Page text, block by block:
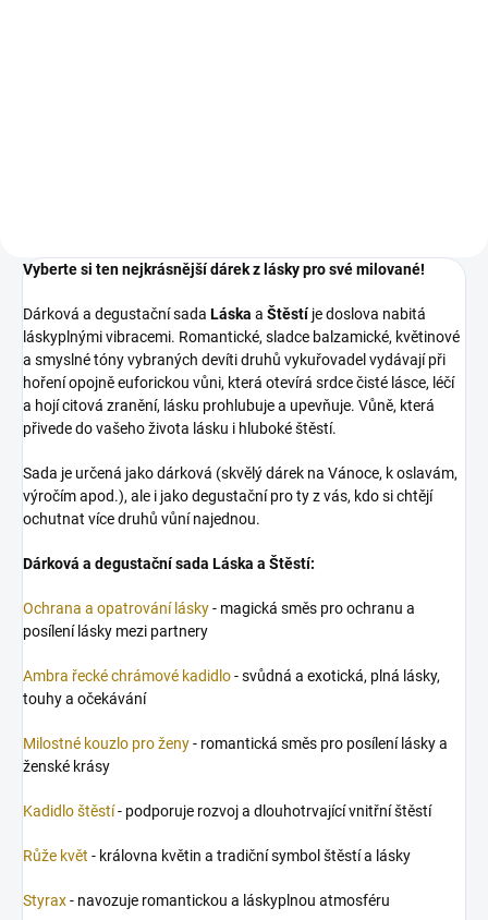
Vyberte si ten nejkrásnější dárek z lásky pro své milované!
Dárková a degustační sada Láska a Štěstíje doslova nabitá
láskyplnými vibracemi. Romantické, sladce balzamické, květinové
a smyslné tóny vybraných devíti druhů vykuřovadel vydávají při
hoření opojně euforickou vůni, která otevírá srdce čisté lásce, léčí
a hojí citová zranění, lásku prohlubuje a upevňuje. Vůně, která
přivede do vašeho života lásku i hluboké štěstí.
Sada je určená jako dárková (skvělý dárek na Vánoce, k oslavám,
výročím apod.), ale i jako degustační pro ty z vás, kdo si chtějí
ochutnat více druhů vůní najednou.
Dárková a degustační sada Láska a Štěstí:
Ochrana a opatrování lásky- magická směs pro ochranu a
posílení lásky mezi partnery
Ambra řecké chrámové kadidlo- svůdná a exotická, plná lásky,
touhy a očekávání
Milostné kouzlo pro ženy- romantická směs pro posílení lásky a
ženské krásy
Kadidlo štěstí- podporuje rozvoj a dlouhotrvající vnitřní štěstí
Růže květ - královna květin a tradiční symbol štěstí a lásky
Styrax- navozuje romantickou a láskyplnou atmosféru